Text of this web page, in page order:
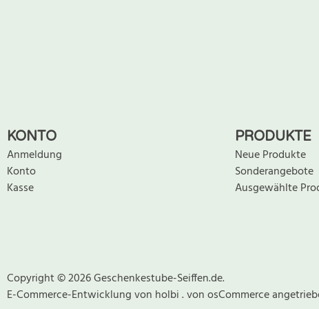
KONTO
Anmeldung
Konto
Kasse
PRODUKTE
Neue Produkte
Sonderangebote
Ausgewählte
Copyright © 2026 Geschenkestube-Seiffen.de.
E-Commerce-Entwicklungvon holbi.von osCommerce